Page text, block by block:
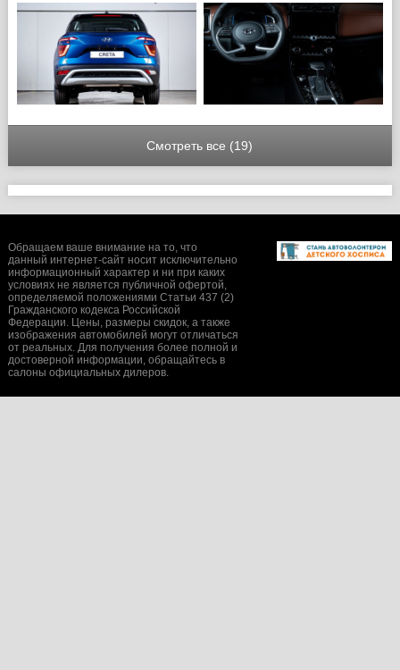
Смотреть все (19)
Обращаем ваше внимание на то, что
данный интернет-сайт носит исключительно
информационный характер и ни при каких
условиях не является публичной офертой,
определяемой положениями Статьи 437 (2)
Гражданского кодекса Российской
Федерации. Цены, размеры скидок, а также
изображения автомобилей могут отличаться
от реальных. Для получения более полной и
достоверной информации, обращайтесь в
салоны официальных дилеров.